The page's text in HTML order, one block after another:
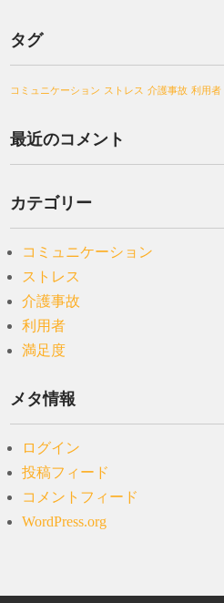
タグ
コミュニケーション ストレス 介護事故 利用者
最近のコメント
カテゴリー
コミュニケーション
ストレス
介護事故
利用者
満足度
メタ情報
ログイン
投稿フィード
コメントフィード
WordPress.org